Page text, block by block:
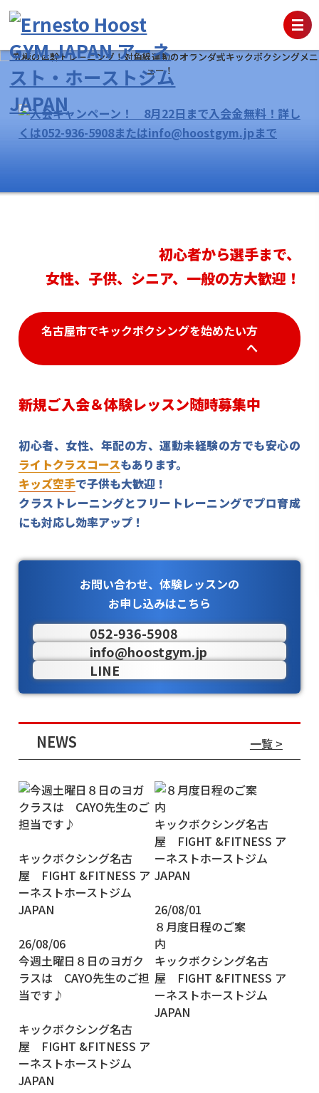
初心者から選手まで、
女性、子供、シニア、一般の方大歓迎！
名古屋市でキックボクシングを始めたい方
へ
新規ご入会＆体験レッスン随時募集中
初心者、女性、年配の方、運動未経験の方でも安心の
ライトクラスコースもあります。
キッズ空手で子供も大歓迎！
クラストレーニングとフリートレーニングでプロ育成
にも対応し効率アップ！
お問い合わせ、体験レッスンの
お申し込みはこちら
052-936-5908
info@hoostgym.jp
LINE
NEWS 一覧 >
26/08/06
今週土曜日８日のヨガク
ラスは CAYO先生のご担
当です♪
キックボクシング名古
屋 FIGHT &FITNESS ア
ーネストホーストジム
JAPAN
26/08/01
８月度日程のご案
キックボクシング名古
屋 FIGHT &FITNESS ア
ーネストホーストジム
JAPAN